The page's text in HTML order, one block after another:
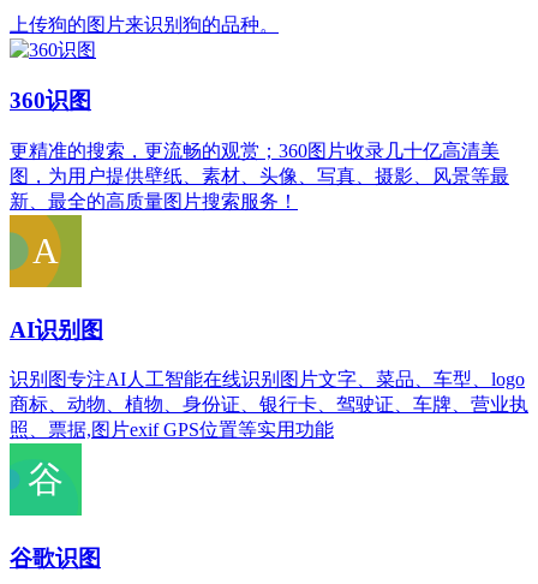
上传狗的图片来识别狗的品种。
360识图
更精准的搜索，更流畅的观赏；360图片收录几十亿高清美
图，为用户提供壁纸、素材、头像、写真、摄影、风景等最
新、最全的高质量图片搜索服务！
AI识别图
识别图专注AI人工智能在线识别图片文字、菜品、车型、logo
商标、动物、植物、身份证、银行卡、驾驶证、车牌、营业执
照、票据,图片exif GPS位置等实用功能
谷歌识图